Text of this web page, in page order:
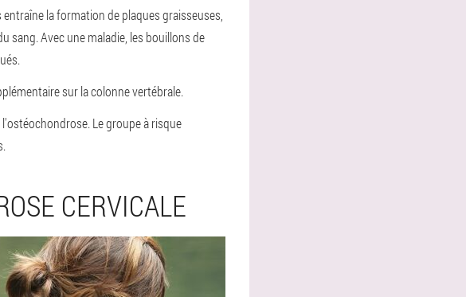
la formation de plaques graisseuses,
sang. Avec une maladie, les bouillons de
sur la colonne vertébrale.
Le groupe à risque
CERVICALE